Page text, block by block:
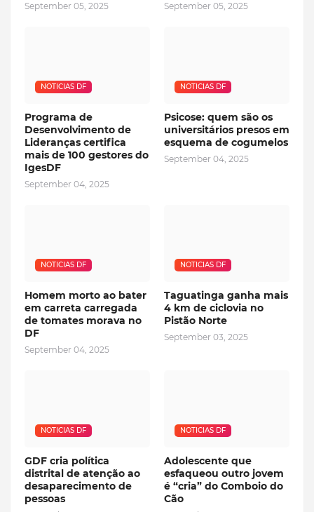
September 05, 2025 September 05, 2025
NOTICIAS DF
Programa de
Desenvolvimento de
Lideranças certifica
mais de 100 gestores do
IgesDF
September 04, 2025
NOTICIAS DF
Psicose: quem são os
universitários presos em
esquema de cogumelos
September 04, 2025
NOTICIAS DF
Homem morto ao bater
em carreta carregada
de tomates morava no
DF
September 04, 2025
NOTICIAS DF
Taguatinga ganha mais
4 km de ciclovia no
Pistão Norte
September 03, 2025
NOTICIAS DF
GDF cria política
distrital de atenção ao
desaparecimento de
pessoas
NOTICIAS DF
Adolescente que
esfaqueou outro jovem
é “cria” do Comboio do
Cão